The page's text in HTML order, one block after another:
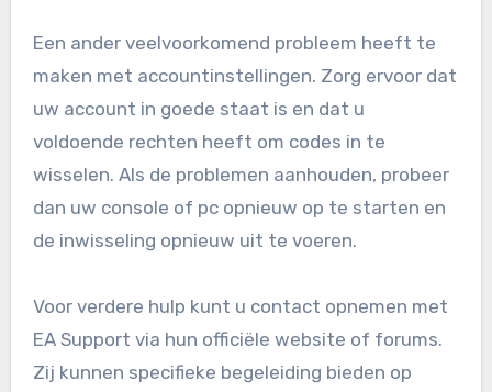
Een ander veelvoorkomend probleem heeft te
maken met accountinstellingen. Zorg ervoor dat
uw account in goede staat is en dat u
voldoende rechten heeft om codes in te
wisselen. Als de problemen aanhouden, probeer
dan uw console of pc opnieuw op te starten en
de inwisseling opnieuw uit te voeren.
Voor verdere hulp kunt u contact opnemen met
EA Support via hun officiële website of forums.
Zij kunnen specifieke begeleiding bieden op